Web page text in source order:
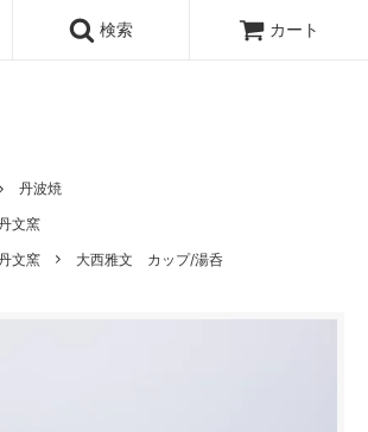
【アラビア,クイストゴーなどの北欧ヴィンテ
テグラスジュエリーなどの作家の作品が並びま
検索 カート
丹波焼
文窯
文窯
大西雅文 カップ/湯呑